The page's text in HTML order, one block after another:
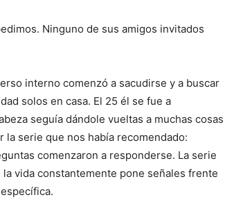
Ninguno de sus amigos invitados
interno comenzó a sacudirse y a buscar
solos en casa. El 25 él se fue a
seguía dándole vueltas a muchas cosas
la serie que nos había recomendado:
comenzaron a responderse. La serie
vida constantemente pone señales frente